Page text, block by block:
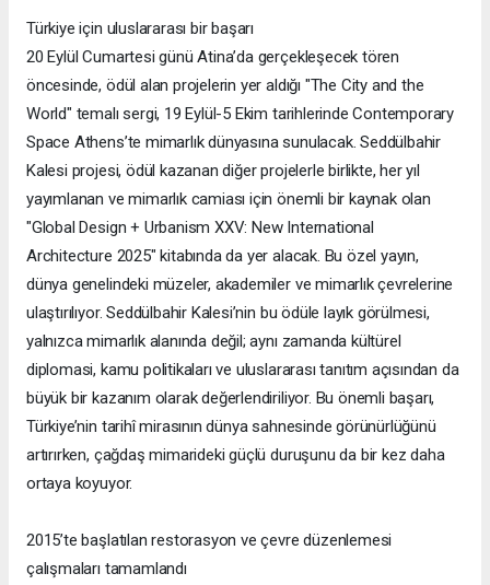
Türkiye için uluslararası bir başarı
20 Eylül Cumartesi günü Atina’da gerçekleşecek tören
öncesinde, ödül alan projelerin yer aldığı "The City and the
World" temalı sergi, 19 Eylül-5 Ekim tarihlerinde Contemporary
Space Athens’te mimarlık dünyasına sunulacak. Seddülbahir
Kalesi projesi, ödül kazanan diğer projelerle birlikte, her yıl
yayımlanan ve mimarlık camiası için önemli bir kaynak olan
"Global Design + Urbanism XXV: New International
Architecture 2025" kitabında da yer alacak. Bu özel yayın,
dünya genelindeki müzeler, akademiler ve mimarlık çevrelerine
ulaştırılıyor. Seddülbahir Kalesi’nin bu ödüle layık görülmesi,
yalnızca mimarlık alanında değil; aynı zamanda kültürel
diplomasi, kamu politikaları ve uluslararası tanıtım açısından da
büyük bir kazanım olarak değerlendiriliyor. Bu önemli başarı,
Türkiye’nin tarihî mirasının dünya sahnesinde görünürlüğünü
artırırken, çağdaş mimarideki güçlü duruşunu da bir kez daha
ortaya koyuyor.
2015’te başlatılan restorasyon ve çevre düzenlemesi
çalışmaları tamamlandı